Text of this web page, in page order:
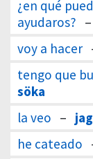
¿en qué
ayudaros? –
voy a hacer
tengo que
söka
la veo –
he cateado